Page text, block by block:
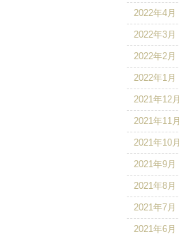
2022年4月
2022年3月
2022年2月
2022年1月
2021年12月
2021年11月
2021年10月
2021年9月
2021年8月
2021年7月
2021年6月